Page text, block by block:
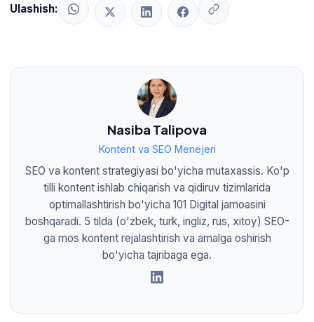
Ulashish:
Nasiba Talipova
Kontent va SEO Menejeri
SEO va kontent strategiyasi bo'yicha mutaxassis. Ko'p
tilli kontent ishlab chiqarish va qidiruv tizimlarida
optimallashtirish bo'yicha 101 Digital jamoasini
boshqaradi. 5 tilda (o'zbek, turk, ingliz, rus, xitoy) SEO-
ga mos kontent rejalashtirish va amalga oshirish
bo'yicha tajribaga ega.